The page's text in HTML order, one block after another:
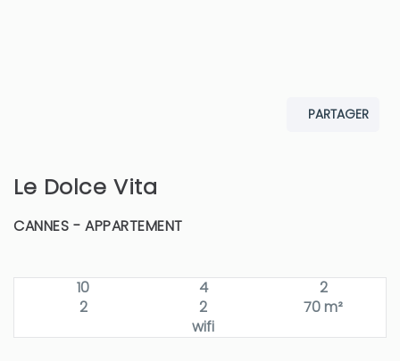
PARTAGER
Le Dolce Vita
CANNES - APPARTEMENT
10 4
2
2
2
70 m²
wifi